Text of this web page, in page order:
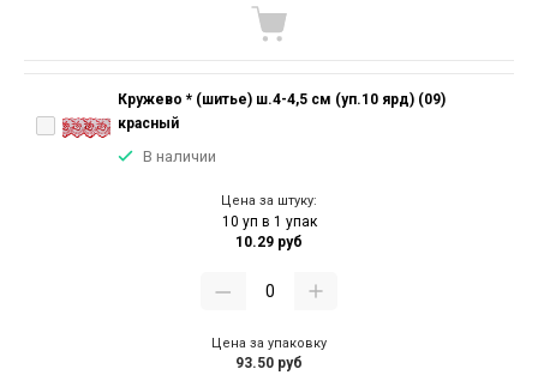
Кружево * (шитье) ш.4-4,5 см (уп.10 ярд) (09)
красный
В наличии
Цена за штуку:
10 уп в 1 упак
10.29 руб
Цена за упаковку
93.50 руб